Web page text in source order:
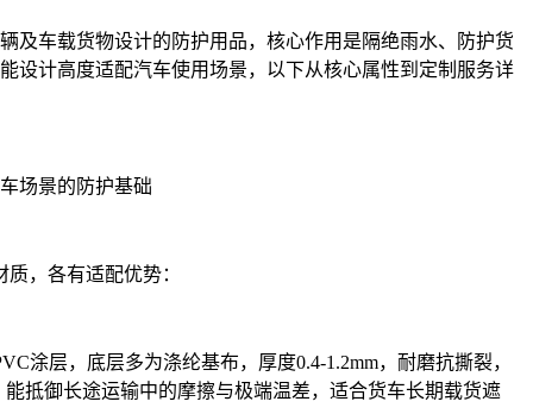
及车载货物设计的防护用品，核心作用是隔绝雨水、防护货
设计高度适配汽车使用场景，以下从核心属性到定制服务详
场景的防护基础
，各有适配优势：
涂层，底层多为涤纶基布，厚度0.4-1.2mm，耐磨抗撕裂，
抵御长途运输中的摩擦与极端温差，适合货车长期载货遮